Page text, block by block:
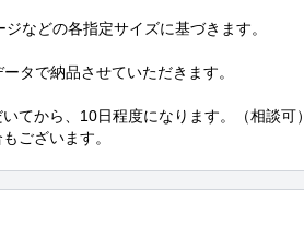
などの各指定サイズに基づきます。
タで納品させていただきます。
てから、10日程度になります。（相談可）
ございます。